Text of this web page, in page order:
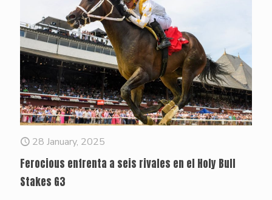
28 January, 2025
Ferocious enfrenta a seis rivales en el Holy Bull
Stakes G3